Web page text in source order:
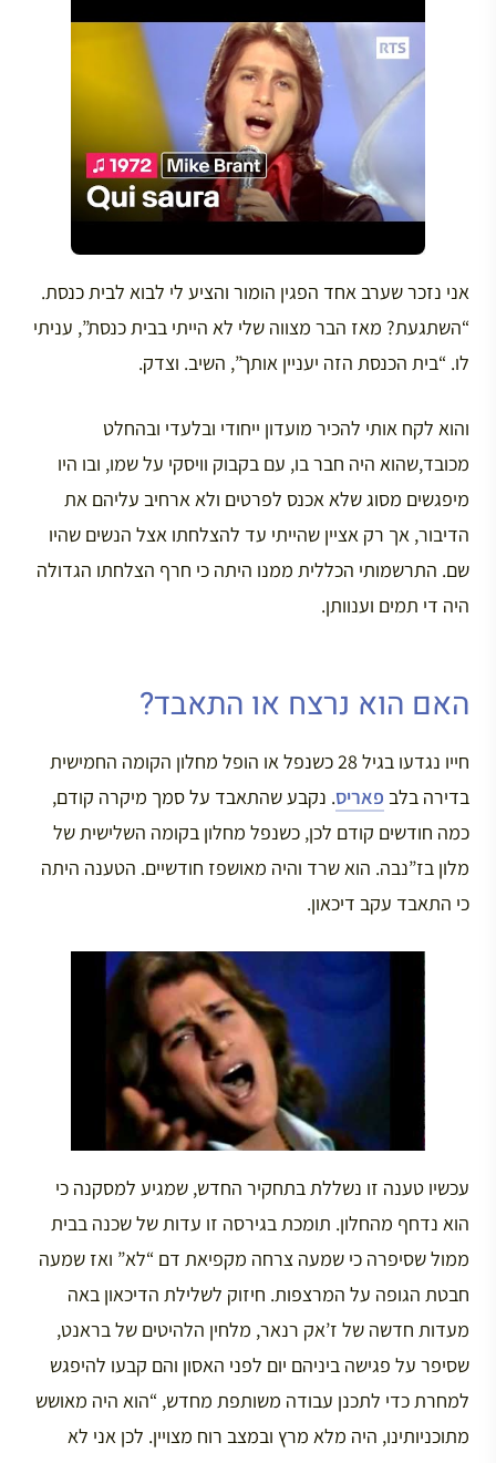
אני נזכר שערב אחד הפגין הומור והציע לי לבוא לבית כנסת.
“השתגעת? מאז הבר מצווה שלי לא הייתי בבית כנסת”, עניתי
לו. “בית הכנסת הזה יעניין אותך”, השיב. וצדק.
והוא לקח אותי להכיר מועדון ייחודי ובלעדי ובהחלט
מכובד,שהוא היה חבר בו, עם בקבוק וויסקי על שמו, ובו היו
מיפגשים מסוג שלא אכנס לפרטים ולא ארחיב עליהם את
הדיבור, אך רק אציין שהייתי עד להצלחתו אצל הנשים שהיו
שם. התרשמותי הכללית ממנו היתה כי חרף הצלחתו הגדולה
היה די תמים וענוותן.
האם הוא נרצח או התאבד?
חייו נגדעו בגיל 28 כשנפל או הופל מחלון הקומה החמישית
בדירה בלב פאריס. נקבע שהתאבד על סמך מיקרה קודם,
כמה חודשים קודם לכן, כשנפל מחלון בקומה השלישית של
מלון בז”נבה. הוא שרד והיה מאושפז חודשיים. הטענה היתה
כי התאבד עקב דיכאון.
עכשיו טענה זו נשללת בתחקיר החדש, שמגיע למסקנה כי
הוא נדחף מהחלון. תומכת בגירסה זו עדות של שכנה בבית
ממול שסיפרה כי שמעה צרחה מקפיאת דם “לא” ואז שמעה
חבטת הגופה על המרצפות. חיזוק לשלילת הדיכאון באה
מעדות חדשה של ז’אק רנאר, מלחין הלהיטים של בראנט,
שסיפר על פגישה ביניהם יום לפני האסון והם קבעו להיפגש
למחרת כדי לתכנן עבודה משותפת מחדש, “הוא היה מאושש
מתוכניותינו, היה מלא מרץ ובמצב רוח מצויין. לכן אני לא